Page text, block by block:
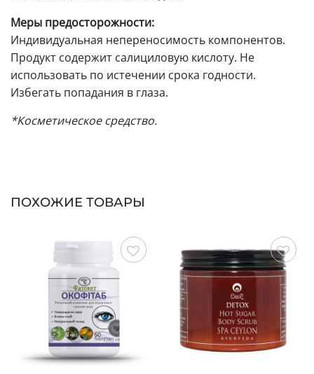
Меры предосторожности:
Индивидуальная непереносимость компонентов.
Продукт содержит салициловую кислоту. Не
использовать по истечении срока годности.
Избегать попадания в глаза.
*Косметическое средство.
ПОХОЖИЕ ТОВАРЫ
Сохранить Сохранить